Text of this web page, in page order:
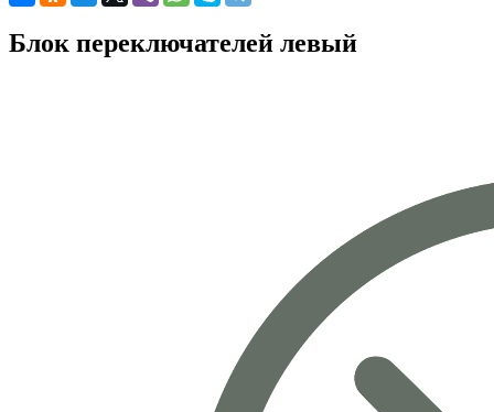
Блок переключателей левый